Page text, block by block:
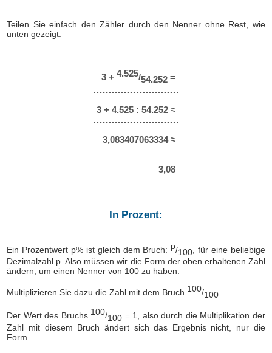
Teilen Sie einfach den Zähler durch den Nenner ohne Rest, wie
unten gezeigt:
3 + 4.525/54.252 =
3 + 4.525 : 54.252 ≈
3,083407063334 ≈
3,08
In Prozent:
Ein Prozentwert p% ist gleich dem Bruch: p/100 , für eine beliebige
Dezimalzahl p. Also müssen wir die Form der oben erhaltenen Zahl
ändern, um einen Nenner von 100 zu haben.
Multiplizieren Sie dazu die Zahl mit dem Bruch 100/100
Der Wert des Bruchs 100/100 = 1, also durch die Multiplikation der
Zahl mit diesem Bruch ändert sich das Ergebnis nicht, nur die
Form.